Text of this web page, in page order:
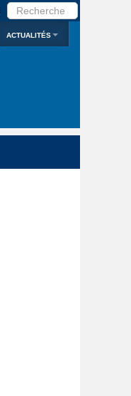
RECHERCHER
ACTUALITÉS